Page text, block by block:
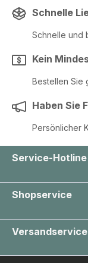
Schnelle
Schnelle und
Kein
Bestellen Sie
Haben Sie
Persönlicher
Service-Hotline
Shopservice
Versandservice